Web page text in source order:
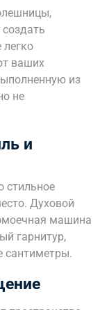
легко
ваших
из
не
и
стильное
Духовой
машина
гарнитур,
сантиметры.